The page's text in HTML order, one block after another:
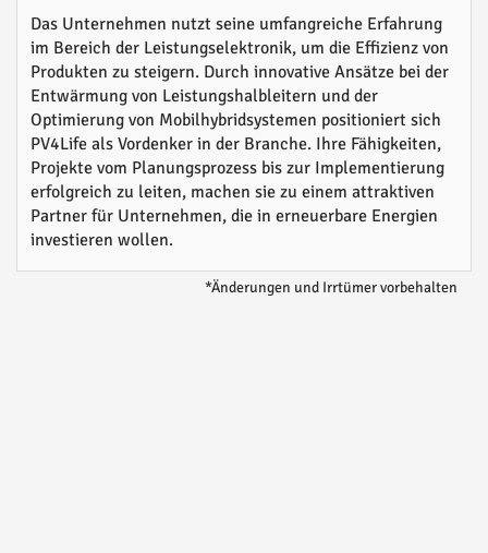
Das Unternehmen nutzt seine umfangreiche Erfahrung
im Bereich der Leistungselektronik, um die Effizienz von
Produkten zu steigern. Durch innovative Ansätze bei der
Entwärmung von Leistungshalbleitern und der
Optimierung von Mobilhybridsystemen positioniert sich
PV4Life als Vordenker in der Branche. Ihre Fähigkeiten,
Projekte vom Planungsprozess bis zur Implementierung
erfolgreich zu leiten, machen sie zu einem attraktiven
Partner für Unternehmen, die in erneuerbare Energien
investieren wollen.
*Änderungen und Irrtümer vorbehalten